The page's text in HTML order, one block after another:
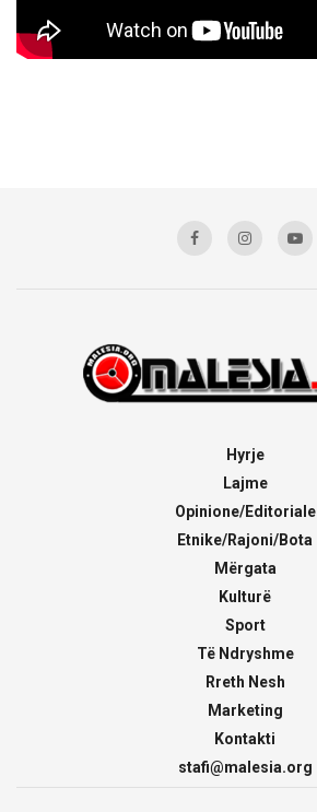
Hyrje
Lajme
Opinione/Editoriale
Etnike/Rajoni/Bota
Mërgata
Kulturë
Sport
Të Ndryshme
Rreth Nesh
Marketing
Kontakti
stafi@malesia.org